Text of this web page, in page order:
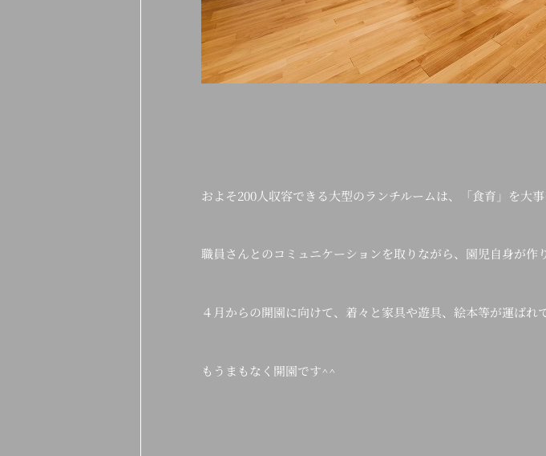
およそ200人収容できる大型のランチルームは、「食育」を大
職員さんとのコミュニケーションを取りながら、園児自身が作
４月からの開園に向けて、着々と家具や遊具、絵本等が運ばれ
もうまもなく開園です^^